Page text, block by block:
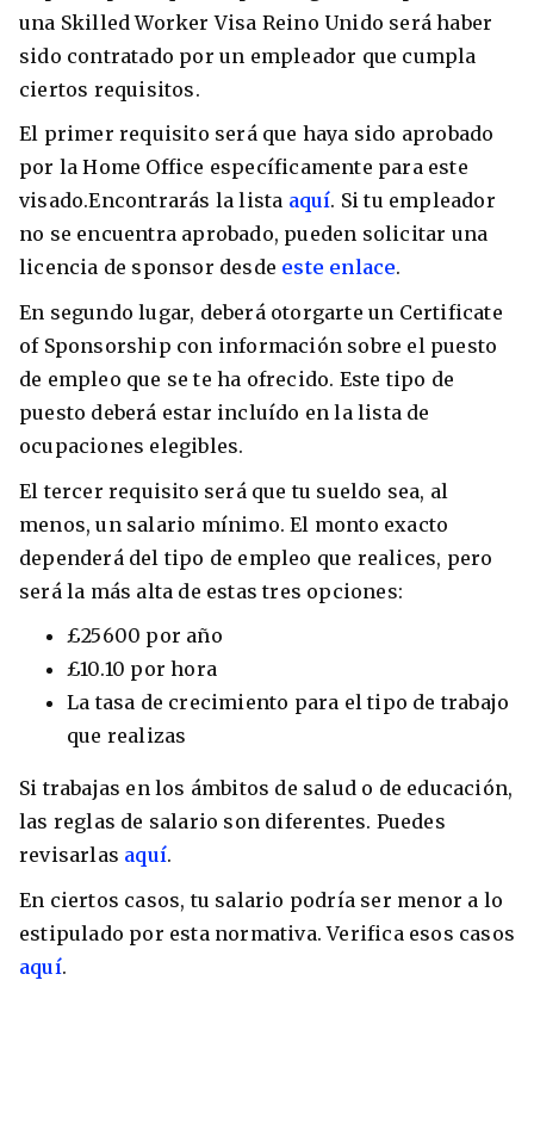
una Skilled Worker Visa Reino Unido será haber
sido contratado por un empleador que cumpla
ciertos requisitos.
El primer requisito será que haya sido aprobado
por la Home Office específicamente para este
visado.Encontrarás la lista aquí. Si tu empleador
no se encuentra aprobado, pueden solicitar una
licencia de sponsor desde este enlace.
En segundo lugar, deberá otorgarte un Certificate
of Sponsorship con información sobre el puesto
de empleo que se te ha ofrecido. Este tipo de
puesto deberá estar incluído en la lista de
ocupaciones elegibles.
El tercer requisito será que tu sueldo sea, al
menos, un salario mínimo. El monto exacto
dependerá del tipo de empleo que realices, pero
será la más alta de estas tres opciones:
£25600 por año
£10.10 por hora
La tasa de crecimiento para el tipo de trabajo
que realizas
Si trabajas en los ámbitos de salud o de educación,
las reglas de salario son diferentes. Puedes
revisarlas aquí.
En ciertos casos, tu salario podría ser menor a lo
estipulado por esta normativa. Verifica esos casos
aquí.